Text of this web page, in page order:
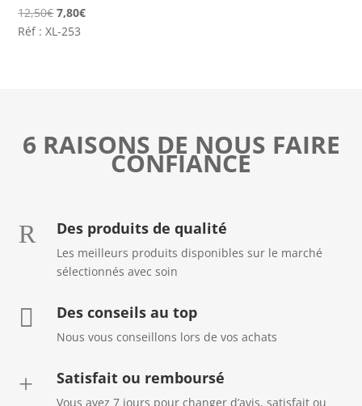
12,50€Le
prix
7,80€Le
Réf : XL-253
6 RAISONS DE NOUS FAIRE
CONFIANCE
R Des produits de qualité
Les meilleurs produits disponibles sur le marché
sélectionnés avec soin
 Des conseils au top
Nous vous conseillons lors de vos achats
+ Satisfait ou remboursé
Vous avez 7 jours pour changer d’avis, satisfait ou